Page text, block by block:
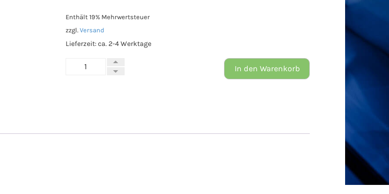
Enthält 19% Mehrwertsteuer
zzgl. Versand
Lieferzeit: ca. 2-4 Werktage
Ersatz-
In den Warenkorb